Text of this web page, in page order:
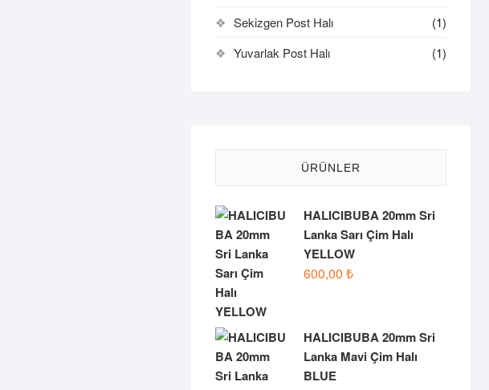
Sekizgen Post Halı
(1)
Yuvarlak Post Halı
(1)
ÜRÜNLER
HALICIBUBA 20mm Sri
Lanka Sarı Çim Halı
YELLOW
600,00 ₺
HALICIBUBA 20mm Sri
Lanka Mavi Çim Halı
BLUE